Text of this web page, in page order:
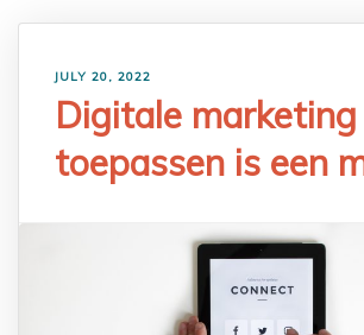
JULY 20, 2022
Digitale marketing
toepassen is een